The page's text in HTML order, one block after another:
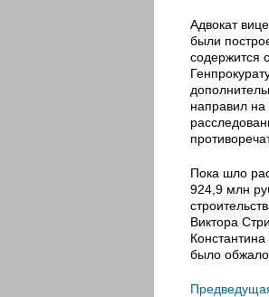
Адвокат
были
содержится
направил на
Пока шло
924,9 млн
Виктора
было